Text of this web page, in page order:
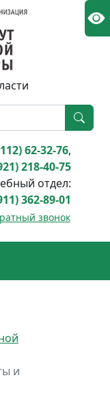
62-32-76,
218-40-75
отдел:
362-89-01
звонок
и